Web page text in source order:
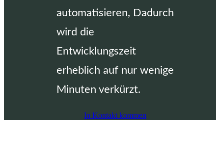
automatisieren, Dadurch
wird die
Entwicklungszeit
erheblich auf nur wenige
Minuten verkürzt.
In Kontakt kommen